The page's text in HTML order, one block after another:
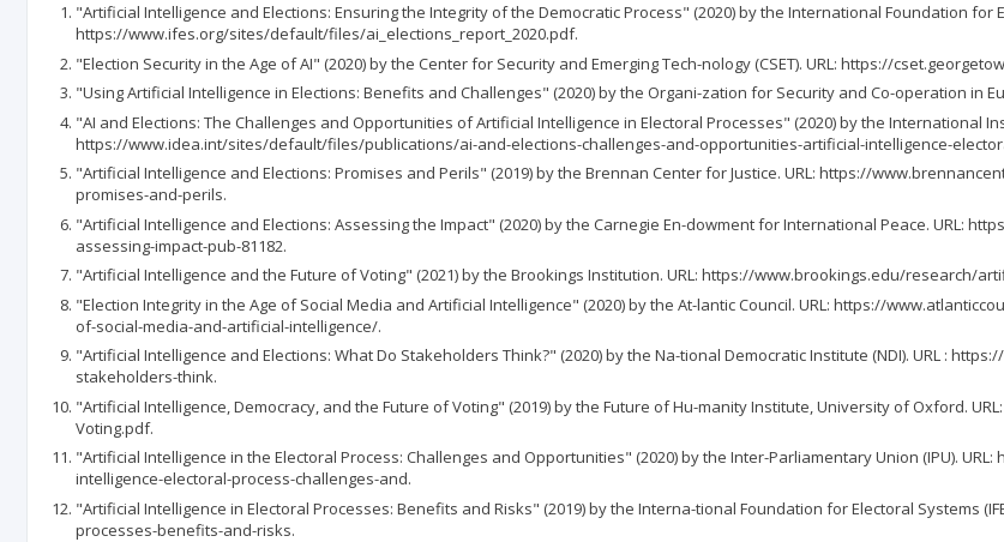
"Artificial Intelligence and Elections: Ensuring the Integrity of the Democratic Process" (2020) by the International Foundation for
https://www.ifes.org/sites/default/files/ai_elections_report_2020.pdf.
"Election Security in the Age of AI" (2020) by the Center for Security and Emerging Tech-nology (CSET). URL: https://
"Using Artificial Intelligence in Elections: Benefits and Challenges" (2020) by the Organi-zation for Security and Co-operation in
"AI and Elections: The Challenges and Opportunities of Artificial Intelligence in Electoral Processes" (2020) by the International
https://www.idea.int/sites/default/files/publications/ai-and-elections-challenges-and-opportunities-artificial-intelligence-
"Artificial Intelligence and Elections: Promises and Perils" (2019) by the Brennan Center for Justice. URL: https://
promises-and-perils.
"Artificial Intelligence and Elections: Assessing the Impact" (2020) by the Carnegie En-dowment for International Peace. URL:
assessing-impact-pub-81182.
"Artificial Intelligence and the Future of Voting" (2021) by the Brookings Institution. URL: https://www.brookings.edu/research/
"Election Integrity in the Age of Social Media and Artificial Intelligence" (2020) by the At-lantic Council. URL: https://
of-social-media-and-artificial-intelligence/.
"Artificial Intelligence and Elections: What Do Stakeholders Think?" (2020) by the Na-tional Democratic Institute (NDI). URL :
stakeholders-think.
"Artificial Intelligence, Democracy, and the Future of Voting" (2019) by the Future of Hu-manity Institute, University of Oxford.
Voting.pdf.
"Artificial Intelligence in the Electoral Process: Challenges and Opportunities" (2020) by the Inter-Parliamentary Union (IPU).
intelligence-electoral-process-challenges-and.
"Artificial Intelligence in Electoral Processes: Benefits and Risks" (2019) by the Interna-tional Foundation for Electoral Systems
processes-benefits-and-risks.